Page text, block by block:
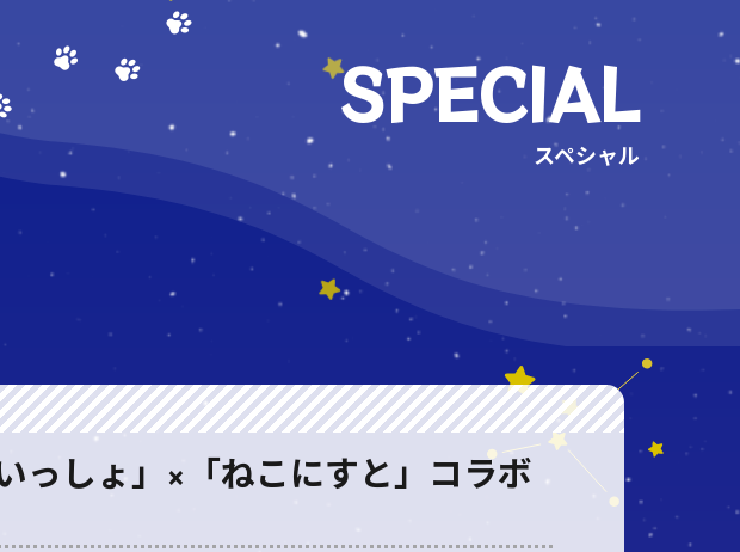
SPECIAL
スペシャル
っしょ」×「ねこにすと」コラボ